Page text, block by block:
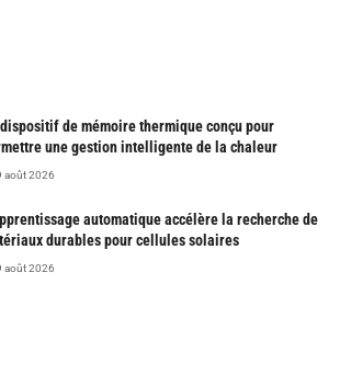
de mémoire thermique conçu pour
une gestion intelligente de la chaleur
août 2026
automatique accélère la recherche de
durables pour cellules solaires
août 2026